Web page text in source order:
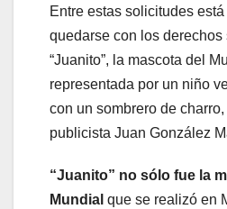
Entre estas solicitudes
quedarse con los
“Juanito”, la mascota del
representada por un niño
con un sombrero de charro,
publicista Juan González
“Juanito” no sólo fue la
Mundial que se realizó en